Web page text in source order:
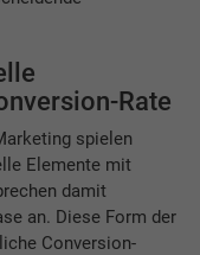
Rate
spielen
Elemente mit
damit
an. Diese Form der
Conversion-